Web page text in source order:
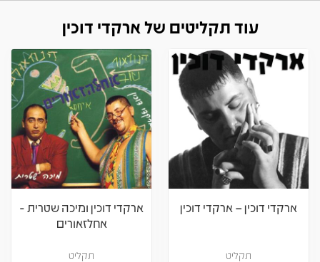
עוד תקליטים של ארקדי דוכין
ארקדי דוכין – ארקדי דוכין
תקליט
ארקדי דוכין ומיכה שטרית -
אחלזאורים
תקליט